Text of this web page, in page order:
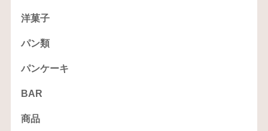
洋菓子
パン類
パンケーキ
BAR
商品